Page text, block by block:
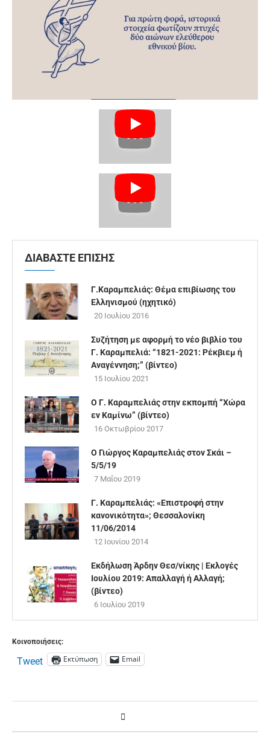
ΔΙΑΒΑΣΤΕ ΕΠΙΣΗΣ
Γ.Καραμπελιάς: Θέμα επιβίωσης του
Ελληνισμού (ηχητικό)
20 Ιουλίου 2016
Συζήτηση με αφορμή το νέο βιβλίο του
Γ. Καραμπελιά: “1821-2021: Ρέκβιεμ ή
Αναγέννηση;” (βίντεο)
15 Ιουλίου 2021
Ο Γ. Καραμπελιάς στην εκπομπή “Χώρα
εν Καμίνω” (βίντεο)
16 Οκτωβρίου 2017
Ο Γιώργος Καραμπελιάς στον Σκάι –
5/5/19
7 Μαΐου 2019
Γ. Καραμπελιάς: «Επιστροφή στην
κανονικότητα»; Θεσσαλονίκη
11/06/2014
12 Ιουνίου 2014
Εκδήλωση Άρδην Θεσ/νίκης | Εκλογές
Ιουλίου 2019: Απαλλαγή ή Αλλαγή;
(βίντεο)
6 Ιουλίου 2019
Κοινοποιήσεις:
Tweet Εκτύπωση Email